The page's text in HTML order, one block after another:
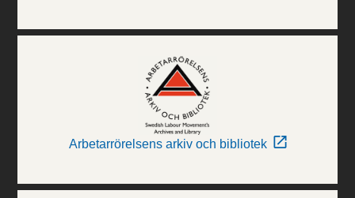
Arbetarrörelsens arkiv och bibliotek